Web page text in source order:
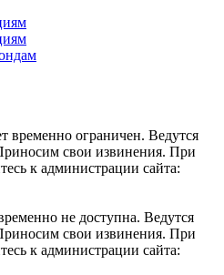
временно ограничен. Ведутся
свои извинения. При
к администрации сайта:
не доступна. Ведутся
свои извинения. При
к администрации сайта: